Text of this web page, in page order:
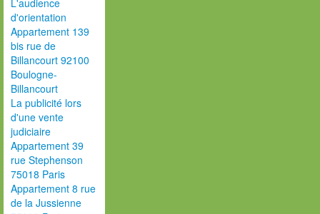
L'audience
d'orientation
Appartement 139
bis rue de
Billancourt 92100
Boulogne-
Billancourt
La publicité lors
d'une vente
judiciaire
Appartement 39
rue Stephenson
75018 Paris
Appartement 8 rue
de la Jussienne